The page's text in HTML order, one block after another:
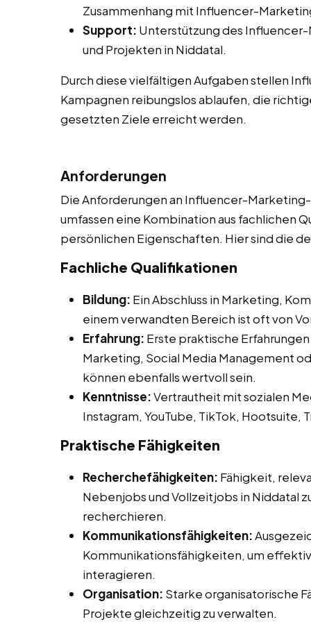
Zusammenhang mit Influencer-
Support: Unterstützung des
und Projekten in Niddatal.
Durch diese vielfältigen Aufgaben stellen
Kampagnen reibungslos ablaufen, die
gesetzten Ziele erreicht werden.
Anforderungen
Die Anforderungen an Influencer-
umfassen eine Kombination aus fachlichen
persönlichen Eigenschaften. Hier sind die
Fachliche Qualifikationen
Bildung: Ein Abschluss in Marketing,
einem verwandten Bereich ist oft von
Erfahrung: Erste praktische
Marketing, Social Media Management
können ebenfalls wertvoll sein.
Kenntnisse:Vertrautheit mit sozialen
Instagram, YouTube, TikTok, Hootsuite,
Praktische Fähigkeiten
Recherchefähigkeiten: Fähigkeit,
Nebenjobs und Vollzeitjobs in Niddatal
recherchieren.
Kommunikationsfähigkeiten:
Kommunikationsfähigkeiten, um
interagieren.
Organisation: Starke organisatorische
Projekte gleichzeitig zu verwalten.